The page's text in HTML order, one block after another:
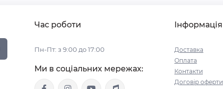
Час роботи
Пн-Пт: з 9:00 до 17:00
Ми в соціальних мережах:
Інформація
Доставка
Оплата
Контакти
Договір оферти